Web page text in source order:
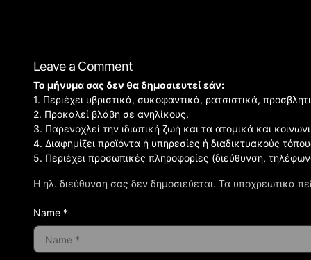
Leave a Comment
Η ηλ. διεύθυνση σας δεν δημοσιεύεται. Τα υποχρεωτικά
Το μήνυμα σας δεν θα δημοσιευτεί εάν:
1. Περιέχει υβριστικά, συκοφαντικά, ρατσιστικά,
2. Προκαλεί βλάβη σε ανηλίκους.
3. Παρενοχλεί την ιδιωτική ζωή και τα ατομικά και
4. Διαφημίζει προϊόντα ή υπηρεσίες ή διαδικτυακούς
5. Περιέχει προσωπικές πληροφορίες (διεύθυνση,
Name *